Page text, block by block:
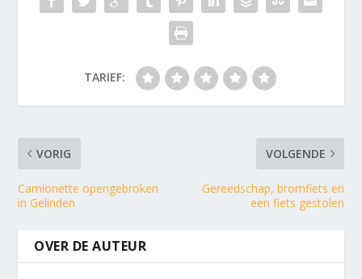
TARIEF:
VORIG
Camionette opengebroken
in Gelinden
VOLGENDE
Gereedschap, bromfiets en
een fiets gestolen
OVER DE AUTEUR